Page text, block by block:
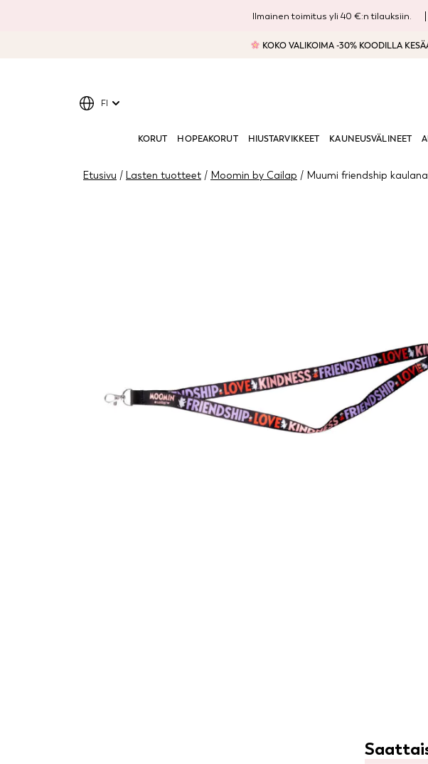
Ilmainen toimitus yli 40 €:n tilauksiin.
KOKO VALIKOIMA -30% KOODILLA
KORUT HOPEAKORUT HIUSTARVIKKEET KAUNEUSVÄLINEET
FI
Etusivu / Lasten tuotteet / Moomin by Cailap / Muumi friendship